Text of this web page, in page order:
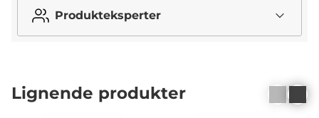
Produkteksperter
Lignende produkter